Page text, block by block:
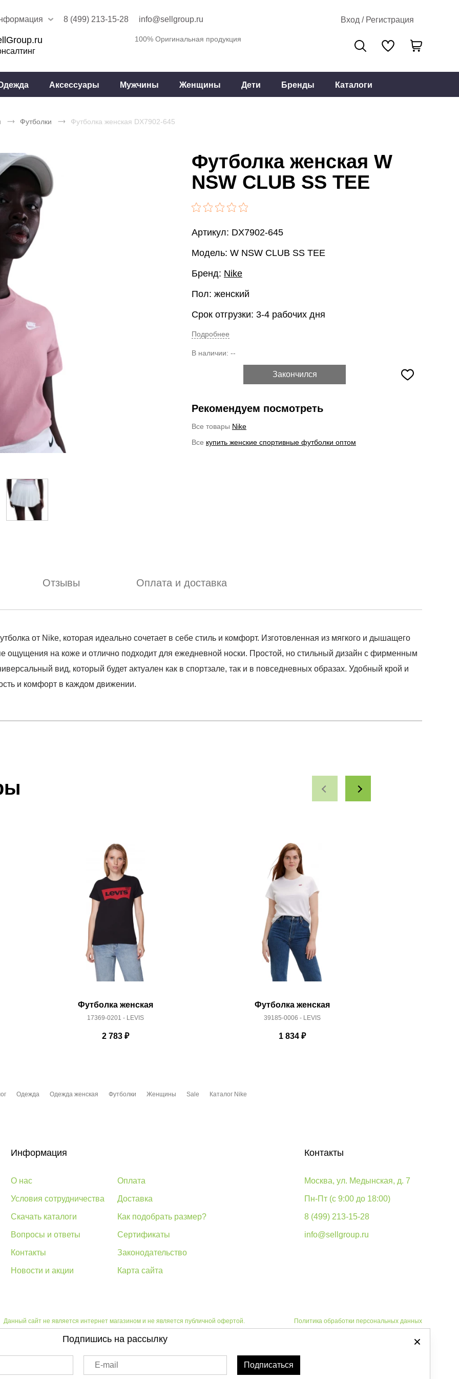
8 (499) 213-15-28 info@sellgroup.ru Вход / Регистрация
100% Оригинальная продукция
Аксессуары Мужчины Женщины Дети Бренды Каталоги
Футболки Футболка женская DX7902-645
Футболка женская W
NSW CLUB SS TEE
Артикул: DX7902-645
Модель: W NSW CLUB SS TEE
Бренд: Nike
Пол: женский
Срок отгрузки: 3-4 рабочих дня
Подробнее
В наличии: --
Закончился
Рекомендуем посмотреть
Все товары Nike
Все купить женские спортивные футболки оптом
Отзывы Оплата и доставка
от Nike, которая идеально сочетает в себе стиль и комфорт. Изготовленная из мягкого и дышащего
ощущения на коже и отлично подходит для ежедневной носки. Простой, но стильный дизайн с фирменным
вид, который будет актуален как в спортзале, так и в повседневных образах. Удобный крой и
и комфорт в каждом движении.
доставки
Футболка женская
17369-0201 - LEVIS
2 783₽
Футболка женская
39185-0006 - LEVIS
1 834₽
Одежда Одежда женская Футболки Женщины Sale Каталог Nike
Информация
О нас
Условия сотрудничества
Скачать каталоги
Вопросы и ответы
Контакты
Новости и акции
Оплата
Доставка
Как подобрать размер?
Сертификаты
Законодательство
Карта сайта
Контакты
Москва, ул. Медынская, д. 7
Пн-Пт (с 9:00 до 18:00)
8 (499) 213-15-28
info@sellgroup.ru
Данный сайт не является интернет магазином и не является публичной офертой. Политика обработки персональных данных
Автоматизировано -
Подпишись на рассылку
E-mail Подписаться